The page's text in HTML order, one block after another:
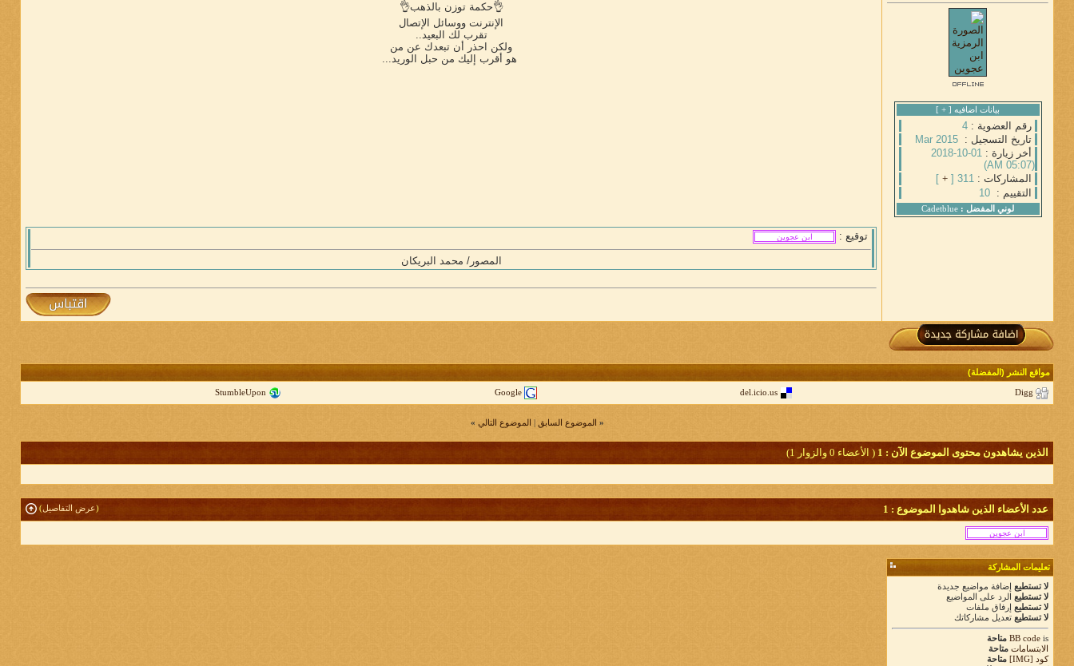
بيانات اضافيه [ +
]
رقم العضوية : 4
تاريخ التسجيل :Mar 2015
أخر زيارة :
01-10-2018
(05:07 AM)
المشاركات : 311 [
+
]
التقييم :10
لوني المفضل : Cadetblue
‏👌حكمة توزن بالذهب👌
‏الإنترنت ووسائل الإتصال
‏تقرب لك البعيد..
‏ولكن احذر أن تبعدك عن من
‏ هو أقرب إليك من حبل الوريد...
توقيع :
المصور/ محمد البريكان
مواقع النشر (المفضلة)
Digg
del.icio.us
Google
StumbleUpon
« الموضوع السابق | الموضوع التالي »
الذين يشاهدون محتوى الموضوع الآن : 1 ( الأعضاء 0 والزوار 1)
(عرض التفاصيل) عدد الأعضاء الذين شاهدوا الموضوع : 1
تعليمات المشاركة
لا تستطيع إضافة مواضيع جديدة
لا تستطيع الرد على المواضيع
لا تستطيع إرفاق ملفات
لا تستطيع تعديل مشاركاتك
BB code is
متاحة
الابتسامات متاحة
كود [IMG]
متاحة